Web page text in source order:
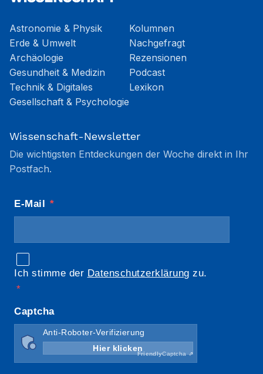
Astronomie & Physik
Erde & Umwelt
Archäologie
Gesundheit & Medizin
Technik & Digitales
Gesellschaft & Psychologie
Kolumnen
Nachgefragt
Rezensionen
Podcast
Lexikon
Wissenschaft-Newsletter
Die wichtigsten Entdeckungen der Woche direkt in Ihr
Postfach.